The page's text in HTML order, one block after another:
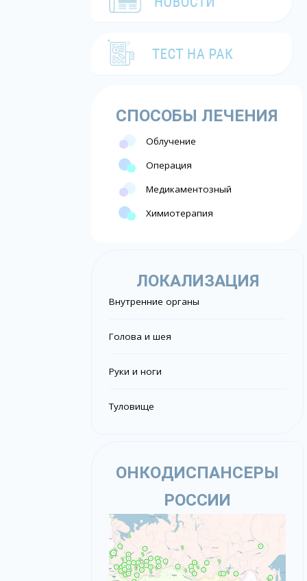
СПОСОБЫ ЛЕЧЕНИЯ
Облучение
Операция
Медикаментозный
Химиотерапия
ЛОКАЛИЗАЦИЯ
Внутренние органы
Голова и шея
Руки и ноги
Туловище
ОНКОДИСПАНСЕРЫ
РОССИИ